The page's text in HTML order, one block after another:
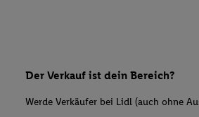
Der Verkauf ist dein Bereich?
Werde Verkäufer bei Lidl (auch ohne